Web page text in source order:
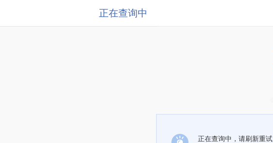
正在查询中
正在查询中，请刷新重试